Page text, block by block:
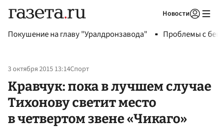
Новости
Покушение на главу "Уралдронзавода" Проблемы с
3 октября 2015 13:14Спорт
Кравчук: пока в лучшем случае
Тихонову светит место
в четвертом звене «Чикаго»